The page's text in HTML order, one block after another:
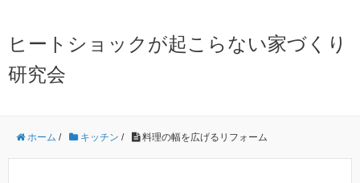
ヒートショックが起こらない家づくり
研究会
ホーム / キッチン / 料理の幅を広げるリフォーム